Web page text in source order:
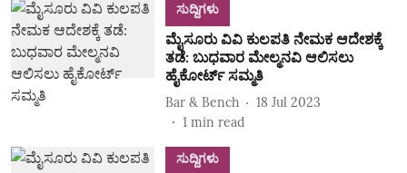
ಸುದ್ದಿಗಳು
ಮೈಸೂರು ವಿವಿ ಕುಲಪತಿ ನೇಮಕ ಆದೇಶಕ್ಕೆ
ತಡೆ: ಬುಧವಾರ ಮೇಲ್ಮನವಿ ಆಲಿಸಲು
ಹೈಕೋರ್ಟ್‌ ಸಮ್ಮತಿ
Bar & Bench
18 Jul 2023
1 min read
ಸುದ್ದಿಗಳು